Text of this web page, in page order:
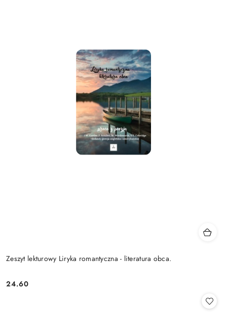
Zeszyt lekturowy Liryka romantyczna - literatura obca.
Cena:
24.60